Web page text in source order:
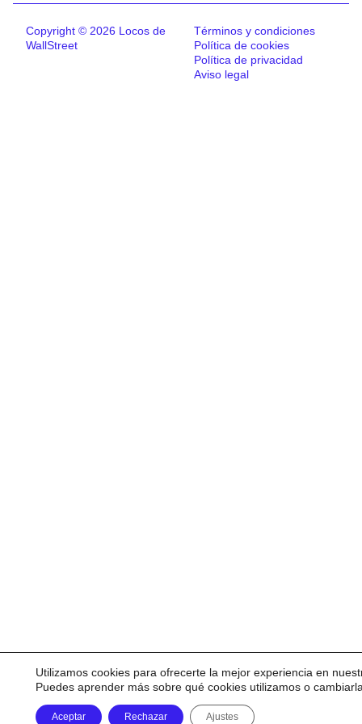
Copyright © 2026 Locos de
WallStreet
Términos y condiciones
Política de cookies
Política de privacidad
Aviso legal
Utilizamos cookies para ofrecerte la mejor experiencia en
Puedes aprender más sobre qué cookies utilizamos o
Aceptar Rechazar Ajustes